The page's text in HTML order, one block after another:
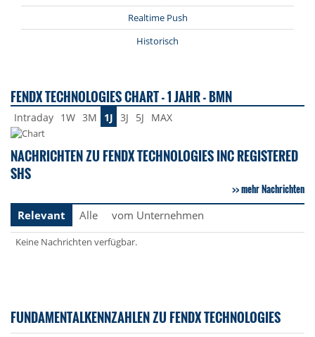
Realtime Push
Historisch
FENDX TECHNOLOGIES CHART - 1 JAHR - BMN
Intraday 1W 3M 1J 3J 5J MAX
NACHRICHTEN ZU FENDX TECHNOLOGIES INC REGISTERED
SHS
mehr Nachrichten
Relevant
Alle vom Unternehmen
Keine Nachrichten verfügbar.
FUNDAMENTALKENNZAHLEN ZU FENDX TECHNOLOGIES